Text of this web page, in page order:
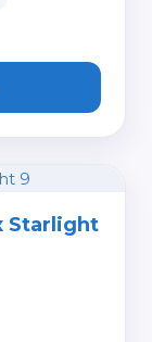
Starlight